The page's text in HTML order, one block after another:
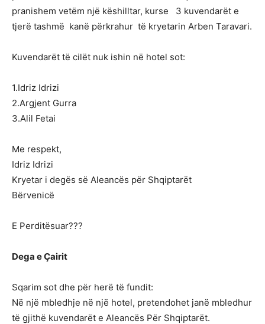
pranishem vetëm një këshilltar, kurse 3 kuvendarët e
tjerë tashmë kanë përkrahur të kryetarin Arben Taravari.
Kuvendarët të cilët nuk ishin në hotel sot:
1.Idriz Idrizi
2.Argjent Gurra
3.Alil Fetai
Me respekt,
Idriz Idrizi
Kryetar i degës së Aleancës për Shqiptarët
Bërvenicë
E Perditësuar???
Dega e Çairit
Sqarim sot dhe për herë të fundit:
Në një mbledhje në një hotel, pretendohet janë mbledhur
të gjithë kuvendarët e Aleancës Për Shqiptarët.